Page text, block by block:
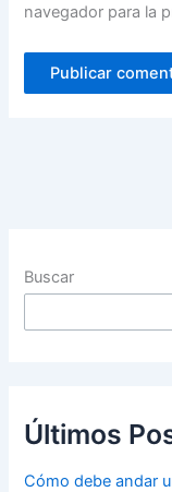
navegador para la
Buscar
Últimos
Cómo debe andar